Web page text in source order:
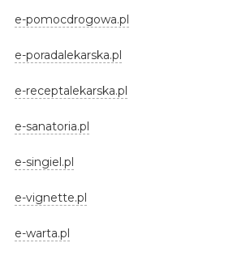
e-pomocdrogowa.pl
e-poradalekarska.pl
e-receptalekarska.pl
e-sanatoria.pl
e-singiel.pl
e-vignette.pl
e-warta.pl